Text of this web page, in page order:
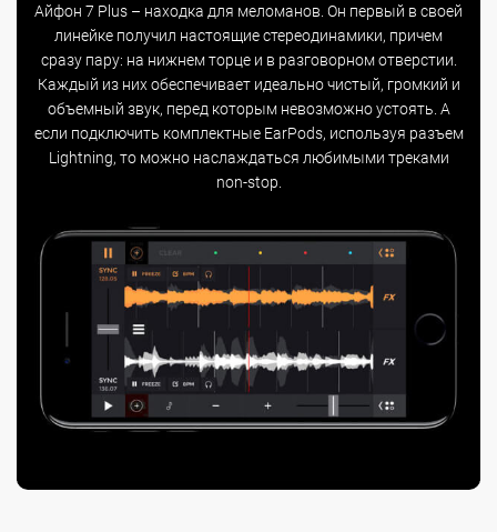
Айфон 7 Plus – находка для меломанов. Он первый в своей
линейке получил настоящие стереодинамики, причем
сразу пару: на нижнем торце и в разговорном отверстии.
Каждый из них обеспечивает идеально чистый, громкий и
объемный звук, перед которым невозможно устоять. А
если подключить комплектные EarPods, используя разъем
Lightning, то можно наслаждаться любимыми треками
non-stop.